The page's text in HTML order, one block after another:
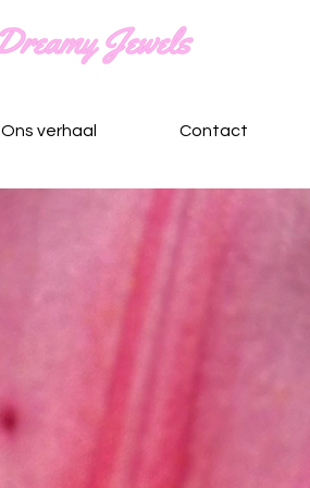
Ons verhaal Contact